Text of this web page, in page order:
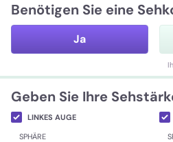
Benötigen Sie eine
Ja
Geben Sie Ihre
LINKES AUGE
SPHÄRE